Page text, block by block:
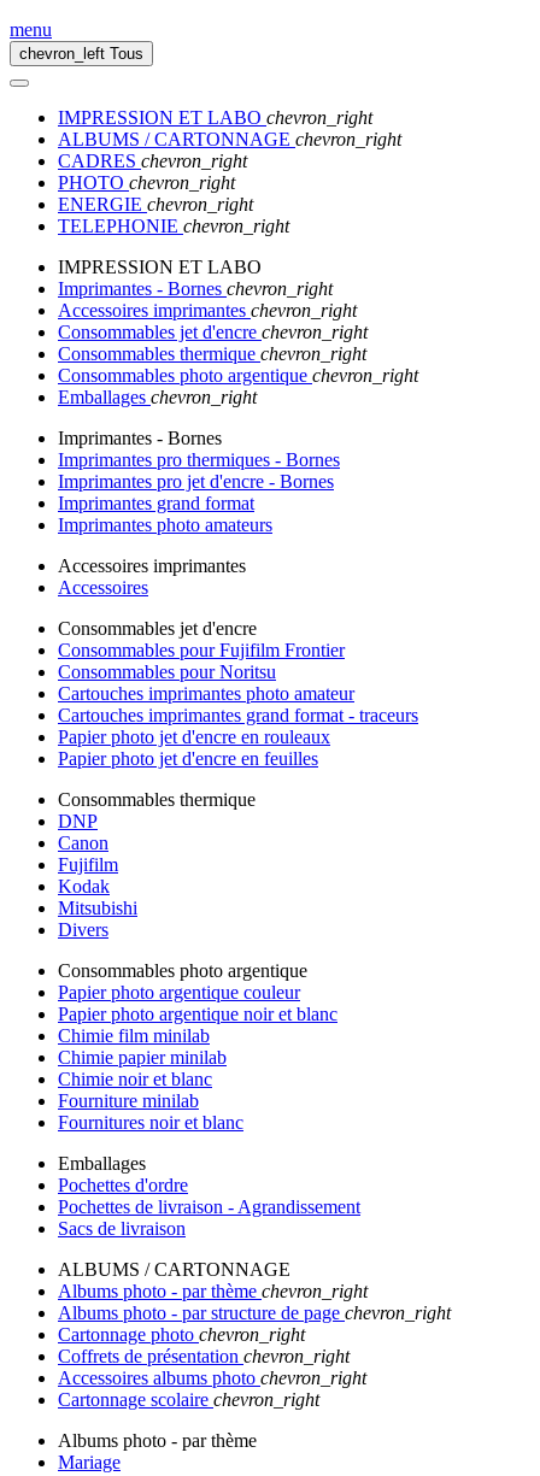
menu
chevron_left Tous
IMPRESSION ET LABO chevron_right
ALBUMS / CARTONNAGE chevron_right
CADRES chevron_right
PHOTO chevron_right
ENERGIE chevron_right
TELEPHONIE chevron_right
IMPRESSION ET LABO
Imprimantes - Bornes chevron_right
Accessoires imprimantes chevron_right
Consommables jet d'encre chevron_right
Consommables thermique chevron_right
Consommables photo argentique chevron_right
Emballages chevron_right
Imprimantes - Bornes
Imprimantes pro thermiques - Bornes
Imprimantes pro jet d'encre - Bornes
Imprimantes grand format
Imprimantes photo amateurs
Accessoires imprimantes
Accessoires
Consommables jet d'encre
Consommables pour Fujifilm Frontier
Consommables pour Noritsu
Cartouches imprimantes photo amateur
Cartouches imprimantes grand format - traceurs
Papier photo jet d'encre en rouleaux
Papier photo jet d'encre en feuilles
Consommables thermique
DNP
Canon
Fujifilm
Kodak
Mitsubishi
Divers
Consommables photo argentique
Papier photo argentique couleur
Papier photo argentique noir et blanc
Chimie film minilab
Chimie papier minilab
Chimie noir et blanc
Fourniture minilab
Fournitures noir et blanc
Emballages
Pochettes d'ordre
Pochettes de livraison - Agrandissement
Sacs de livraison
ALBUMS / CARTONNAGE
Albums photo - par thème chevron_right
Albums photo - par structure de page chevron_right
Cartonnage photo chevron_right
Coffrets de présentation chevron_right
Accessoires albums photo chevron_right
Cartonnage scolaire chevron_right
Albums photo - par thème
Mariage